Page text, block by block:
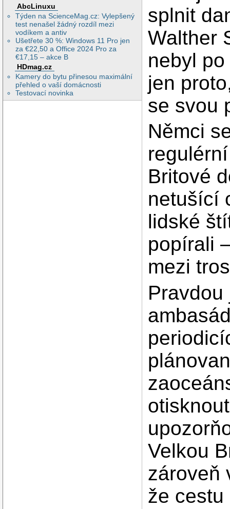
AbcLinuxu
Týden na ScienceMag.cz: Vylepšený
test nenašel žádný rozdíl mezi
vodíkem a antiv
Ušetřete 30 %: Windows 11 Pro jen
za €22,50 a Office 2024 Pro za
€17,15 – akce B
HDmag.cz
Kamery do bytu přinesou maximální
přehled o vaší domácnosti
Testovací novinka
splnit
Walther
nebyl
jen
se svou
Němci
Britové
netušící
lidské
popírali
mezi
Velkou
zároveň
že